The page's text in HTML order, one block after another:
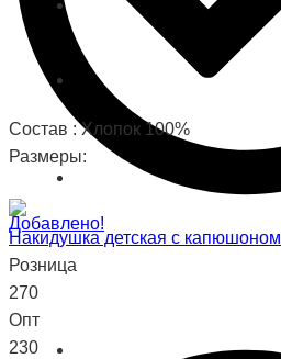
Добавлено!
Состав : Хлопок 100%
Размеры:
Накидушка детская с
Розница
270
Опт
230